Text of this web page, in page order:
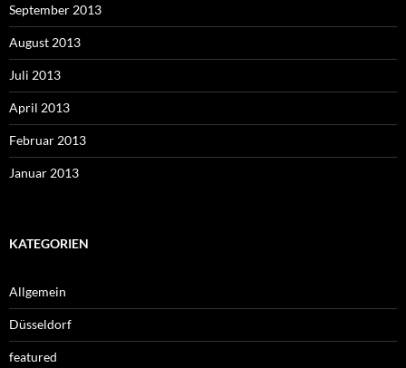
September 2013
August 2013
Juli 2013
April 2013
Februar 2013
Januar 2013
KATEGORIEN
Allgemein
Düsseldorf
featured